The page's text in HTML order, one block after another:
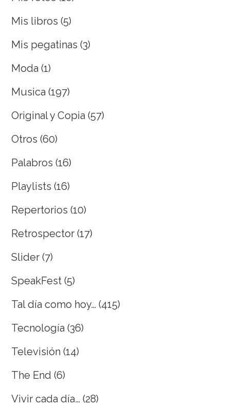
Mis libros (5)
Mis pegatinas (3)
Moda (1)
Musica (197)
Original y Copia (57)
Otros (60)
Palabros (16)
Playlists (16)
Repertorios (10)
Retrospector (17)
Slider (7)
SpeakFest (5)
Tal día como hoy… (415)
Tecnología (36)
Televisión (14)
The End (6)
Vivir cada día… (28)